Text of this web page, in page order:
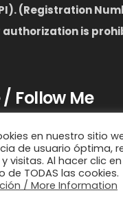
(Registration
is
Follow Me
en nuestro sitio
de usuario óptima,
visitas. Al hacer clic
de TODAS las cookies.
/ More Information